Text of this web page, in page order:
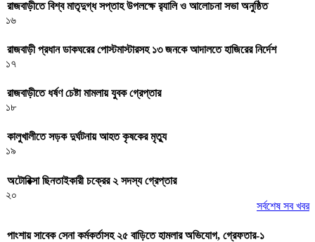
রাজবাড়ীতে বিশ্ব মাতৃদুগ্ধ সপ্তাহ উপলক্ষে র‌্যালি ও আলোচনা সভা অনুষ্ঠিত
১৬
রাজবাড়ী প্রধান ডাকঘরের পোস্টমাস্টারসহ ১৩ জনকে আদালতে হাজিরের নির্দেশ
১৭
রাজবাড়ীতে ধর্ষণ চেষ্টা মামলায় যুবক গ্রেপ্তার
১৮
কালুখালীতে সড়ক দুর্ঘটনায় আহত কৃষকের মৃত্যু
১৯
অটোরিক্সা ছিনতাইকারী চক্রের ২ সদস্য গ্রেপ্তার
২০
সর্বশেষ সব খবর
পাংশায় সাবেক সেনা কর্মকর্তাসহ ২৫ বাড়িতে হামলার অভিযোগ, গ্রেফতার-১